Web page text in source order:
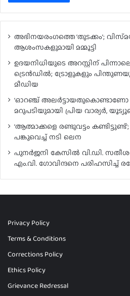
അഭിനയരംഗത്തെ ‘തുടക്കം’;
ആശംസകളുമായി മമ്മൂട്ടി
ഉദയനിധിയുടെ അറസ്റ്റിന്
ട്രെൻഡിൽ; ട്രോളുകളും
മീഡിയ
‘ഓറഞ്ച് അലർട്ടായതുകൊണ്ടാണോ
മറുപടിയുമായി പ്രിയ വാര്യർ,
‘ആത്മാക്കളെ രണ്ടുവട്ടം
പങ്കുവെച്ച് നടി ലെന
പുനർജനി കേസിൽ വി.ഡി.
എം.വി. ഗോവിന്ദനെ പരിഹസിച്ച്
Privacy Policy
Terms & Conditions
Corrections Policy
Ethics Policy
Grievance Redressal